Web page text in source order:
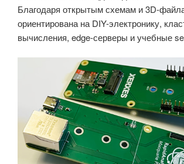
Благодаря открытым схемам и 3D-
ориентирована на DIY-электронику,
вычисления, edge-серверы и учебные